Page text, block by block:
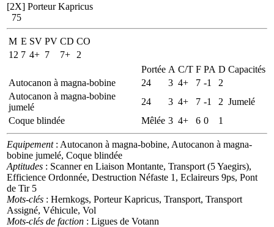
[2X] Porteur Kapricus
75
M E SV PV CD CO
12 7 4+ 7 7+
2
Portée A C/T F PA D Capacités
Autocanon à magna-bobine
24 3 4+ 7 -1
2
Autocanon à magna-bobine
jumelé
24 3 4+ 7 -1 2 Jumelé
Coque blindée
Mêlée 3 4+ 6 0 1
Equipement: Autocanon à magna-bobine, Autocanon à magna-
bobine jumelé, Coque blindée
Aptitudes : Scanner en Liaison Montante, Transport (5 Yaegirs),
Efficience Ordonnée, Destruction Néfaste 1, Eclaireurs 9ps, Pont
de Tir 5
Mots-clés : Hernkogs, Porteur Kapricus, Transport, Transport
Assigné, Véhicule, Vol
Mots-clés de faction : Ligues de Votann